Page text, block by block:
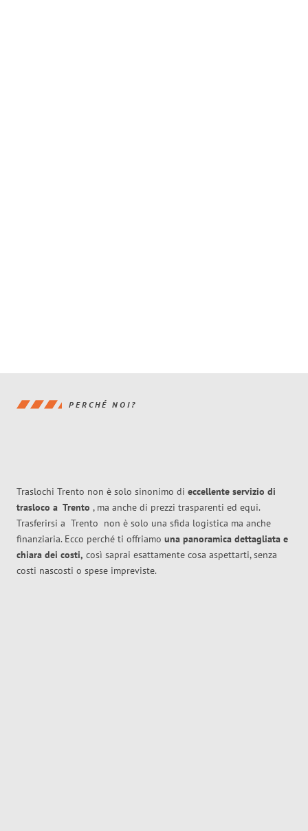
PERCHÉ NOI?
Traslochi Trento non è solo sinonimo di eccellente servizio di
trasloco a Trento , ma anche di prezzi trasparenti ed equi.
Trasferirsi a Trento non è solo una sfida logistica ma anche
finanziaria. Ecco perché ti offriamo una panoramica dettagliata e
chiara dei costi, così saprai esattamente cosa aspettarti, senza
costi nascosti o spese impreviste.